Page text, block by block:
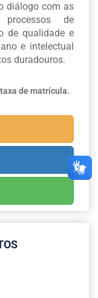
diálogo com as
de
de qualidade e
e intelectual
duradouros.
de matrícula.